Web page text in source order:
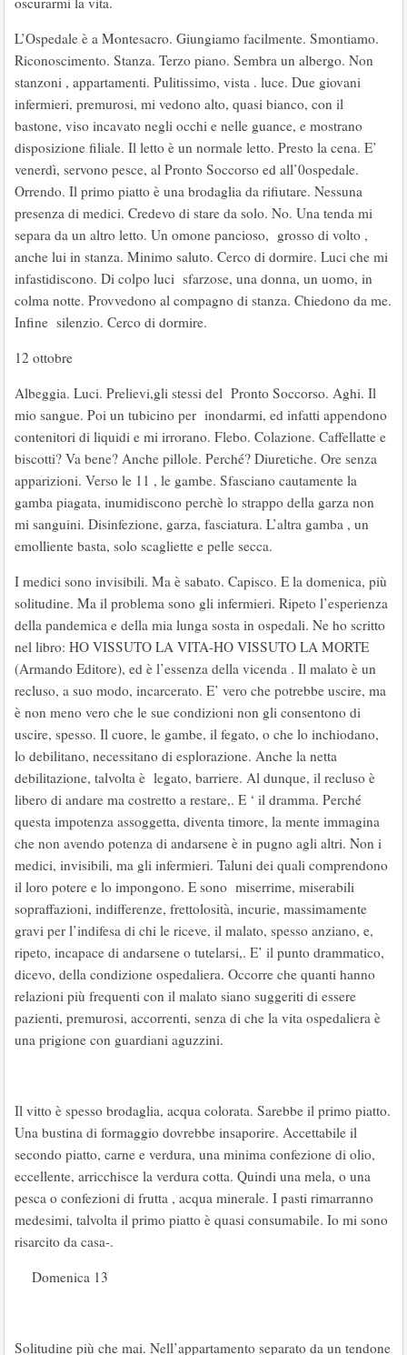
L’Ospedale è a Montesacro. Giungiamo facilmente. Smontiamo.
Riconoscimento. Stanza. Terzo piano. Sembra un albergo. Non
stanzoni , appartamenti. Pulitissimo, vista . luce. Due giovani
infermieri, premurosi, mi vedono alto, quasi bianco, con il
bastone, viso incavato negli occhi e nelle guance, e mostrano
disposizione filiale. Il letto è un normale letto. Presto la cena. E’
venerdì, servono pesce, al Pronto Soccorso ed all’0ospedale.
Orrendo. Il primo piatto è una brodaglia da rifiutare. Nessuna
presenza di medici. Credevo di stare da solo. No. Una tenda mi
separa da un altro letto. Un omone pancioso, grosso di volto ,
anche lui in stanza. Minimo saluto. Cerco di dormire. Luci che mi
infastidiscono. Di colpo luci sfarzose, una donna, un uomo, in
colma notte. Provvedono al compagno di stanza. Chiedono da me.
Infine silenzio. Cerco di dormire.
12 ottobre
Albeggia. Luci. Prelievi,gli stessi del Pronto Soccorso. Aghi. Il
mio sangue. Poi un tubicino per inondarmi, ed infatti appendono
contenitori di liquidi e mi irrorano. Flebo. Colazione. Caffellatte e
biscotti? Va bene? Anche pillole. Perché? Diuretiche. Ore senza
apparizioni. Verso le 11 , le gambe. Sfasciano cautamente la
gamba piagata, inumidiscono perchè lo strappo della garza non
mi sanguini. Disinfezione, garza, fasciatura. L’altra gamba , un
emolliente basta, solo scagliette e pelle secca.
I medici sono invisibili. Ma è sabato. Capisco. E la domenica, più
solitudine. Ma il problema sono gli infermieri. Ripeto l’esperienza
della pandemica e della mia lunga sosta in ospedali. Ne ho scritto
nel libro: HO VISSUTO LA VITA-HO VISSUTO LA MORTE
(Armando Editore), ed è l’essenza della vicenda . Il malato è un
recluso, a suo modo, incarcerato. E’ vero che potrebbe uscire, ma
è non meno vero che le sue condizioni non gli consentono di
uscire, spesso. Il cuore, le gambe, il fegato, o che lo inchiodano,
lo debilitano, necessitano di esplorazione. Anche la netta
debilitazione, talvolta è legato, barriere. Al dunque, il recluso è
libero di andare ma costretto a restare,. E ‘ il dramma. Perché
questa impotenza assoggetta, diventa timore, la mente immagina
che non avendo potenza di andarsene è in pugno agli altri. Non i
medici, invisibili, ma gli infermieri. Taluni dei quali comprendono
il loro potere e lo impongono. E sono miserrime, miserabili
sopraffazioni, indifferenze, frettolosità, incurie, massimamente
gravi per l’indifesa di chi le riceve, il malato, spesso anziano, e,
ripeto, incapace di andarsene o tutelarsi,. E’ il punto drammatico,
dicevo, della condizione ospedaliera. Occorre che quanti hanno
relazioni più frequenti con il malato siano suggeriti di essere
pazienti, premurosi, accorrenti, senza di che la vita ospedaliera è
una prigione con guardiani aguzzini.
Il vitto è spesso brodaglia, acqua colorata. Sarebbe il primo piatto.
Una bustina di formaggio dovrebbe insaporire. Accettabile il
secondo piatto, carne e verdura, una minima confezione di olio,
eccellente, arricchisce la verdura cotta. Quindi una mela, o una
pesca o confezioni di frutta , acqua minerale. I pasti rimarranno
medesimi, talvolta il primo piatto è quasi consumabile. Io mi sono
risarcito da casa-.
Domenica 13
Solitudine più che mai. Nell’appartamento separato da un tendone